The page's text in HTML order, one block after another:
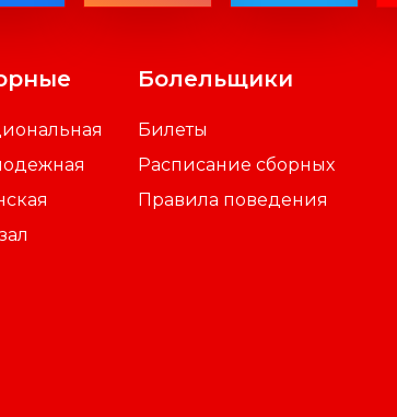
Болельщики
Билеты
Расписание сборных
Правила поведения